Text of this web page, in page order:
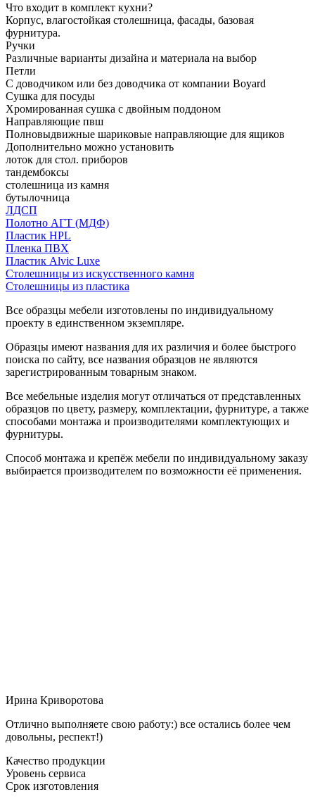
Что входит в комплект кухни?
Корпус, влагостойкая столешница, фасады, базовая
фурнитура.
Ручки
Различные варианты дизайна и материала на выбор
Петли
С доводчиком или без доводчика от компании Boyard
Сушка для посуды
Хромированная сушка с двойным поддоном
Направляющие пвш
Полновыдвижные шариковые направляющие для ящиков
Дополнительно можно установить
лоток для стол. приборов
тандембоксы
столешница из камня
бутылочница
ЛДСП
Полотно АГТ (МДФ)
Пластик HPL
Пленка ПВХ
Пластик Alvic Luxe
Столешницы из искусственного камня
Столешницы из пластика
Все образцы мебели изготовлены по индивидуальному
проекту в единственном экземпляре.
Образцы имеют названия для их различия и более быстрого
поиска по сайту, все названия образцов не являются
зарегистрированным товарным знаком.
Все мебельные изделия могут отличаться от представленных
образцов по цвету, размеру, комплектации, фурнитуре, а также
способами монтажа и производителями комплектующих и
фурнитуры.
Способ монтажа и крепёж мебели по индивидуальному заказу
выбирается производителем по возможности её применения.
Ирина Криворотова
Отлично выполняете свою работу:) все остались более чем
довольны, респект!)
Качество продукции
Уровень сервиса
Срок изготовления